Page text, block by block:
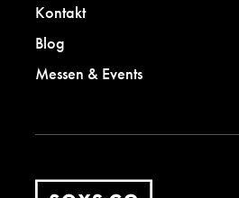
Kontakt
Blog
Messen & Events